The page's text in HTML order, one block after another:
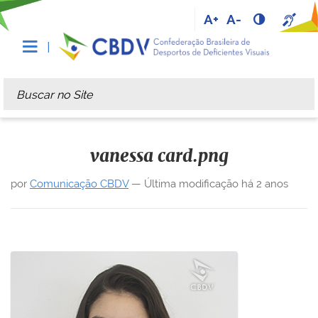
A+ A-
Busca
Busca Avançada…
vanessa card.png
por Comunicação CBDV— Última modificação há 2 anos